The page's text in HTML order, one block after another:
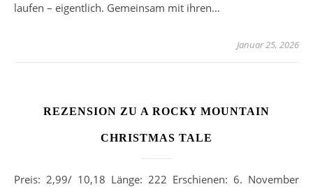
laufen – eigentlich. Gemeinsam mit ihren…
Januar 25, 2026
REZENSION ZU A ROCKY MOUNTAIN
CHRISTMAS TALE
Preis: 2,99/ 10,18 Länge: 222 Erschienen: 6. November